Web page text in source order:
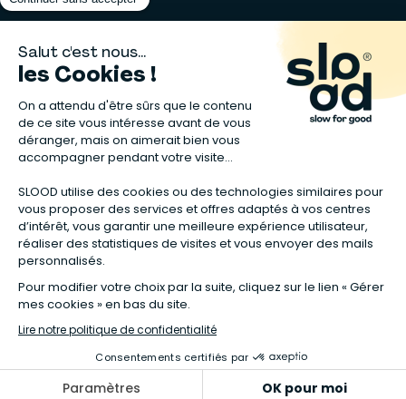
Matelas naturels⋅Graines bio⋅ Lits bébés en bois⋅Déodorant bio⋅Sapin
en bois⋅Complement alimentaire naturel
Calendrier de l’Avent gourmand⋅Couche bio⋅Anti-nuisible⋅Poeles
Ventilateurs de plafond
dans la fiche produit. Tous les codes promos applicables sur Slood sont
**Valable sur les chambres complètes Sauthon taguées en Offre
spéciale :
voir la sélection de l'offre